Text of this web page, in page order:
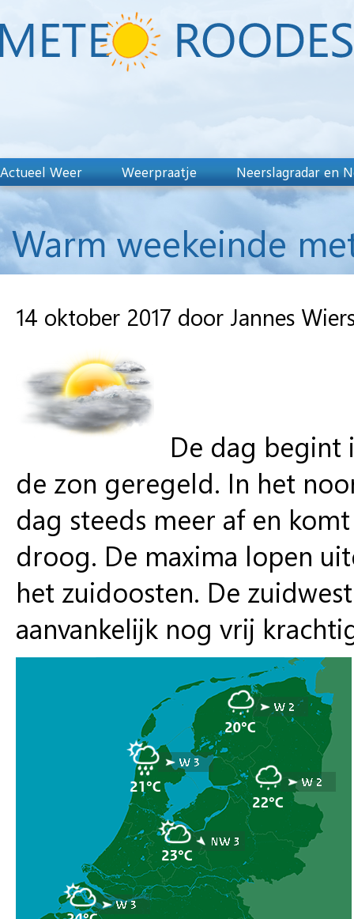
Actueel Weer Weerpraatje Neerslagradar en
Warm weekeinde
14 oktober 2017 door Jannes
De dag begint
de zon geregeld. In het
dag steeds meer af en
droog. De maxima lopen
het zuidoosten. De
aanvankelijk nog vrij